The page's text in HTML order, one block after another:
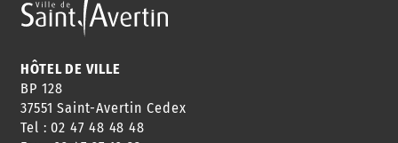
ANNUAIRE
HORAIRES
CONSEILS
HÔTEL DE VILLE
BP 128
37551 Saint-Avertin Cedex
Tel : 02 47 48 48 48